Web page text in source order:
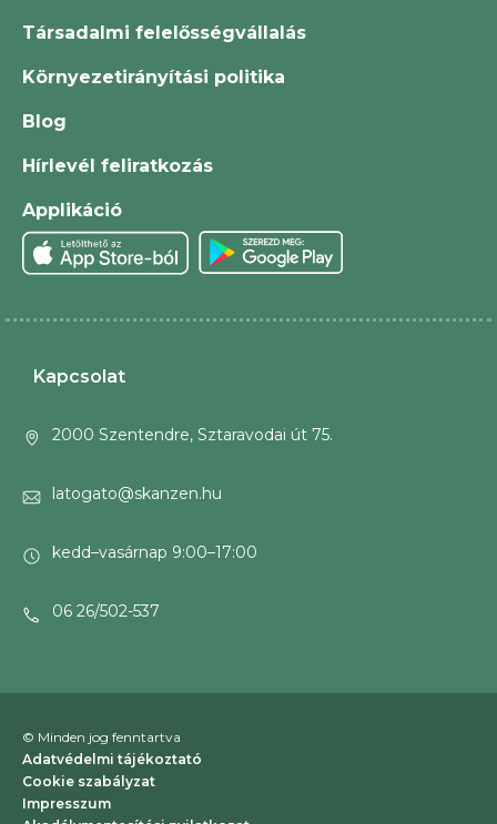
Társadalmi felelősségvállalás
Környezetirányítási politika
Blog
Hírlevél feliratkozás
Applikáció
Kapcsolat
2000 Szentendre, Sztaravodai út 75.
latogato@skanzen.hu
kedd–vasárnap 9:00–17:00
06 26/502-537
© Minden jog fenntartva
Adatvédelmi tájékoztató
Cookie szabályzat
Impresszum